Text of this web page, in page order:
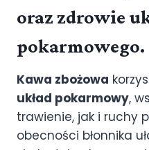
oraz zdrowie
pokarmowego.
Kawa zbożowa
układ pokarmowy,
trawienie, jak i ruchy
obecności błonnika